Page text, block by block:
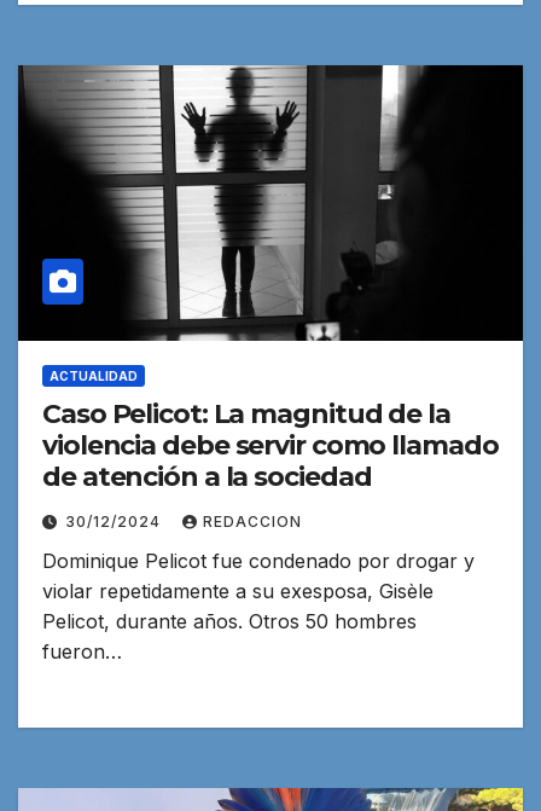
ACTUALIDAD
Caso Pelicot: La magnitud de la
violencia debe servir como llamado
de atención a la sociedad
30/12/2024 REDACCION
Dominique Pelicot fue condenado por drogar y
violar repetidamente a su exesposa, Gisèle
Pelicot, durante años. Otros 50 hombres
fueron…